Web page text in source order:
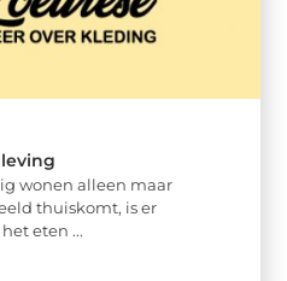
wonen alleen maar
thuiskomt, is er
eten ...